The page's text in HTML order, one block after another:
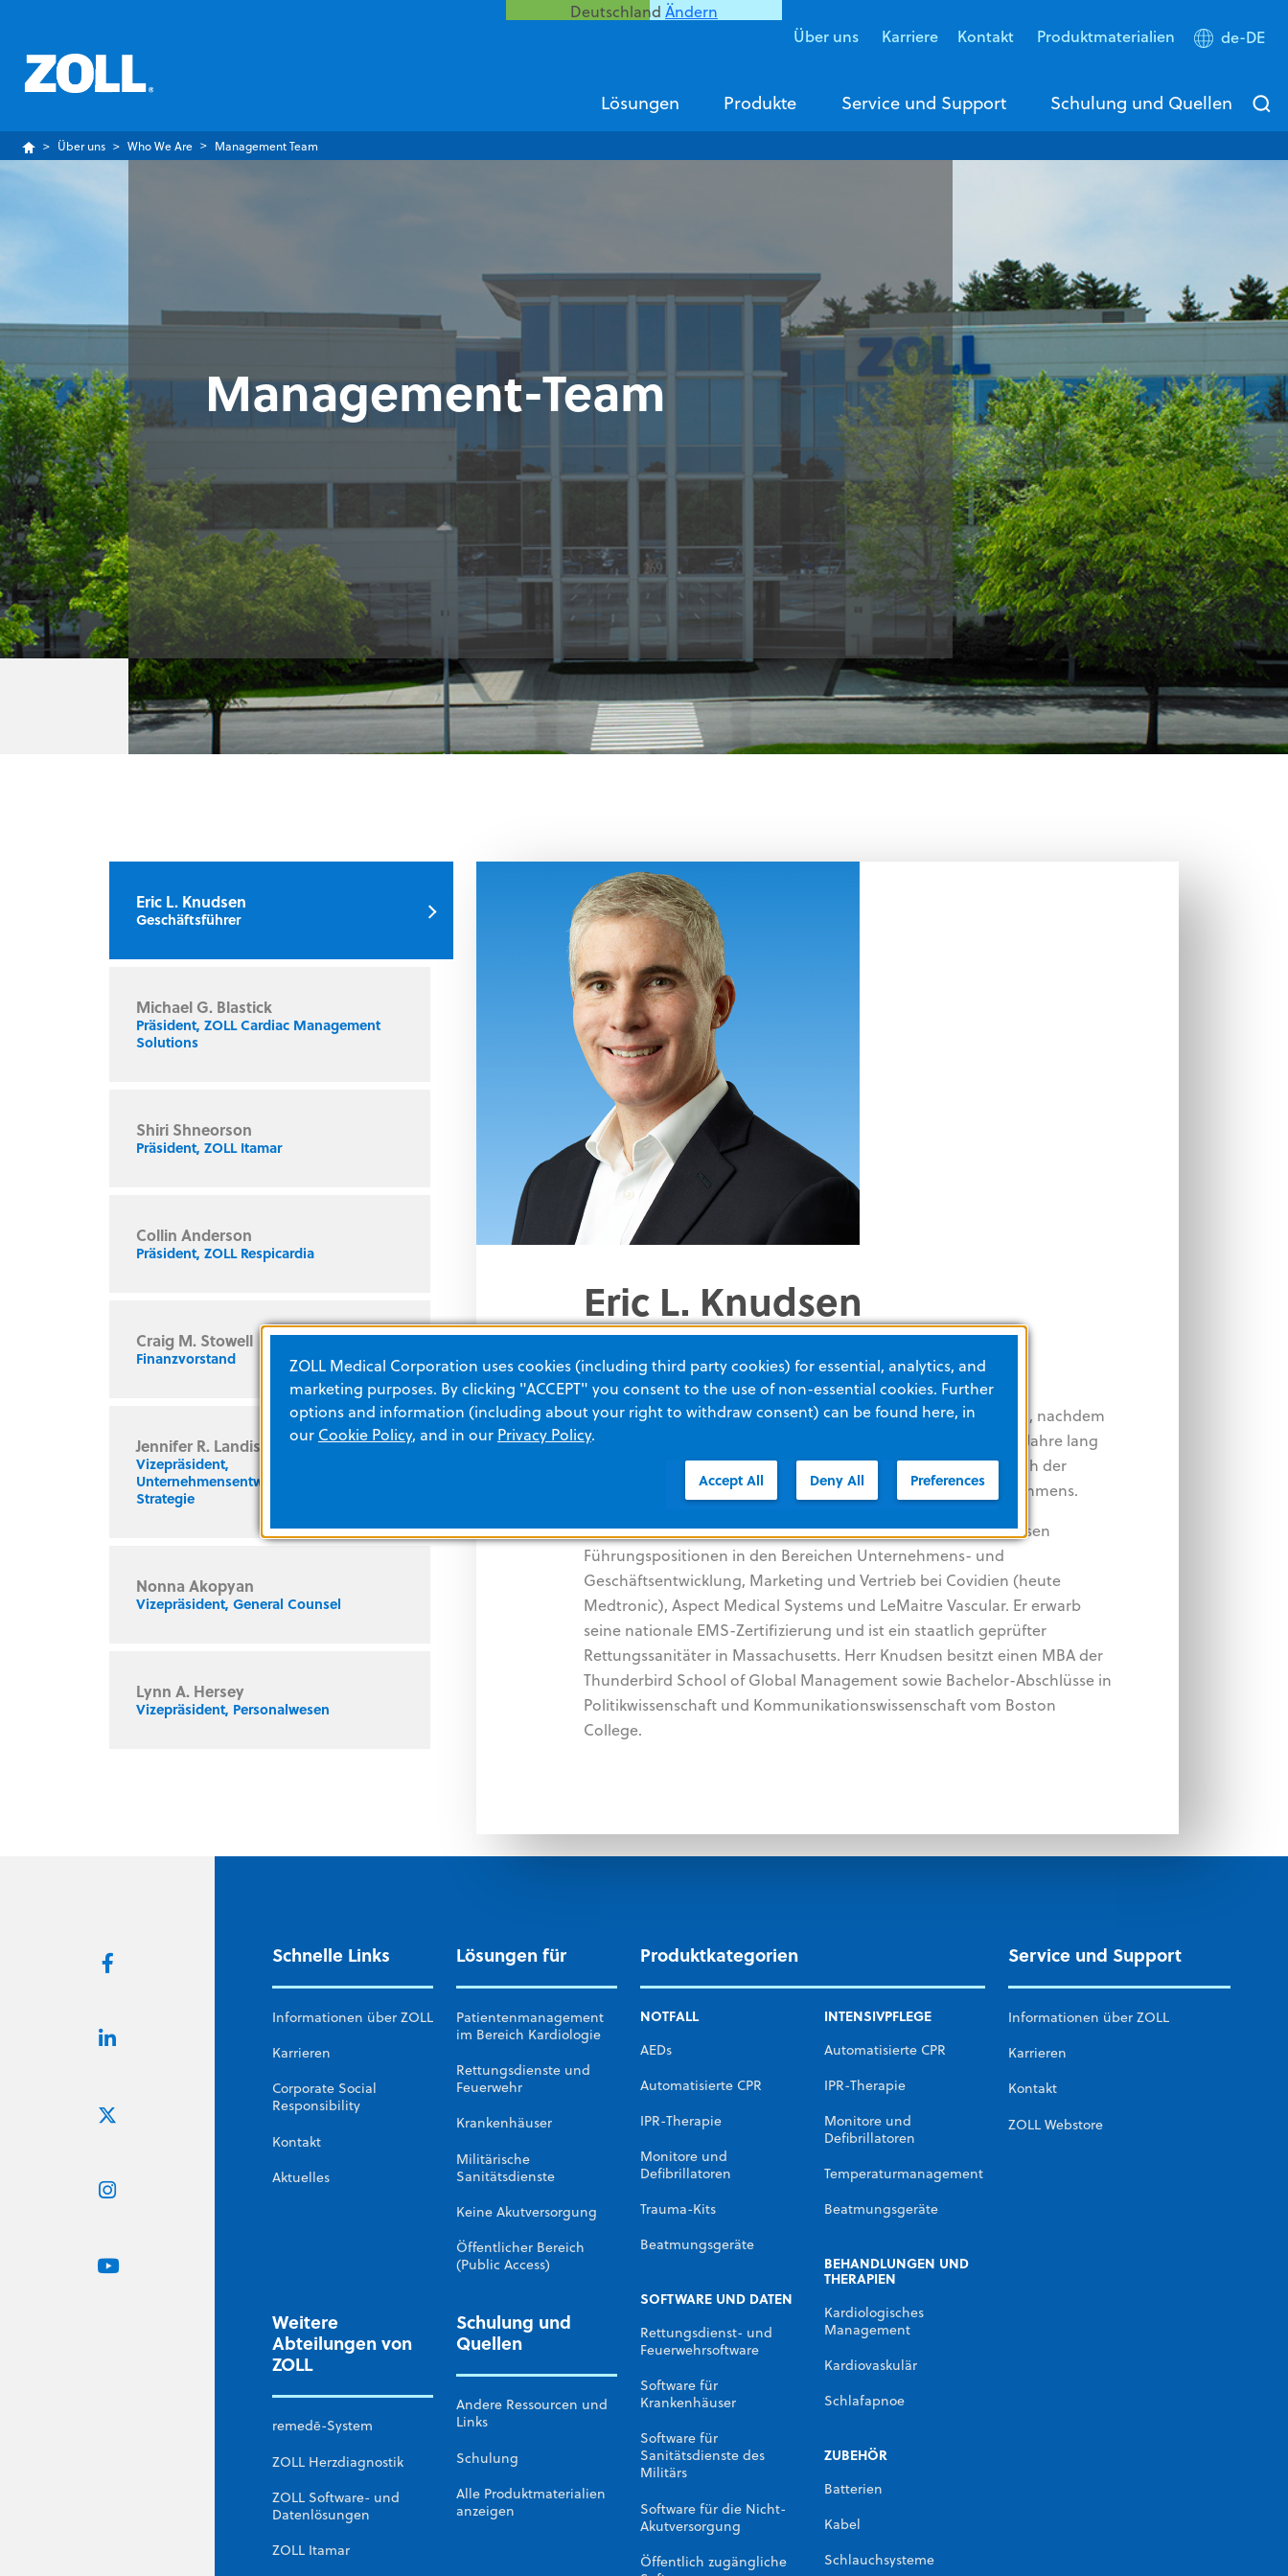
Deutschland Ändern
Über uns Karriere Kontakt Produktmaterialien de-DE
Lösungen Produkte Service und Support Schulung und Quellen
Über uns Who We Are Management Team
Management-Team
Eric L. Knudsen
Geschäftsführer
Eric L. Knudsen
Geschäftsführer
Herr Knudsen wurde 2026 zum Chief Executive Officer ernannt, nachdem
er seit 2022 als Präsident von ZOLL Itamar tätig war und sechs Jahre lang
die Unternehmensentwicklung von ZOLL leitete – einschließlich der
strategischen Investitionen und M&A-Aktivitäten des Unternehmens.
Vor seinem Eintritt bei ZOLL im Jahr 2013 bekleidete Herr Knudsen
Führungspositionen in den Bereichen Unternehmens- und
Geschäftsentwicklung, Marketing und Vertrieb bei Covidien (heute
Medtronic), Aspect Medical Systems und LeMaitre Vascular. Er erwarb
seine nationale EMS-Zertifizierung und ist ein staatlich geprüfter
Rettungssanitäter in Massachusetts. Herr Knudsen besitzt einen MBA der
Thunderbird School of Global Management sowie Bachelor-Abschlüsse in
Politikwissenschaft und Kommunikationswissenschaft vom Boston
College.
Michael G. Blastick
Präsident, ZOLL Cardiac Management
Solutions
Shiri Shneorson
Präsident, ZOLL Itamar
Collin Anderson
Präsident, ZOLL Respicardia
Craig M. Stowell
Finanzvorstand
Jennifer R. Landis
Vizepräsident,
Unternehmensentwicklung und
Strategie
Nonna Akopyan
Vizepräsident, General Counsel
Lynn A. Hersey
Vizepräsident, Personalwesen
Schnelle Links
Informationen über ZOLL
Karrieren
Corporate Social
Responsibility
Kontakt
Aktuelles
Lösungen für
Patientenmanagement
im Bereich Kardiologie
Rettungsdienste und
Feuerwehr
Krankenhäuser
Militärische
Sanitätsdienste
Keine Akutversorgung
Öffentlicher Bereich
(Public Access)
Weitere
Abteilungen von
ZOLL
remedē-System
ZOLL Herzdiagnostik
ZOLL Software- und
Datenlösungen
ZOLL Itamar
Schulung und
Quellen
Andere Ressourcen und
Links
Schulung
Alle Produktmaterialien
anzeigen
Produktkategorien
NOTFALL
AEDs
Automatisierte CPR
IPR-Therapie
Monitore und
Defibrillatoren
Trauma-Kits
Beatmungsgeräte
INTENSIVPFLEGE
Automatisierte CPR
IPR-Therapie
Monitore und
Defibrillatoren
Temperaturmanagement
Beatmungsgeräte
BEHANDLUNGEN UND
THERAPIEN
Kardiologisches
Management
Kardiovaskulär
Schlafapnoe
SOFTWARE UND DATEN
Rettungsdienst- und
Feuerwehrsoftware
Software für
Krankenhäuser
Software für
Sanitätsdienste des
Militärs
Software für die Nicht-
Akutversorgung
Öffentlich zugängliche
ZUBEHÖR
Batterien
Kabel
Schlauchsysteme
Service und Support
Informationen über ZOLL
Karrieren
Kontakt
ZOLL Webstore
ZOLL Medical Corporation uses cookies (including third party cookies) for essential, analytics, and
marketing purposes. By clicking "ACCEPT" you consent to the use of non-essential cookies. Further
options and information (including about your right to withdraw consent) can be found here, in
our Cookie Policy, and in our Privacy Policy.
Accept All Deny All Preferences